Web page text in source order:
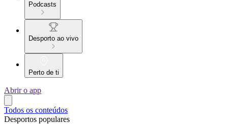
Podcasts
Desporto ao vivo
Perto de ti
Abrir o app
Todos os conteúdos
Desportos populares